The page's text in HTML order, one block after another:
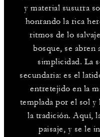
y material susurra
honrando la rica
ritmos de lo
bosque, se abren
simplicidad. La
secundaria: es el
entretejido en la
templada por el sol
la tradición. Aquí,
paisaje, y se le